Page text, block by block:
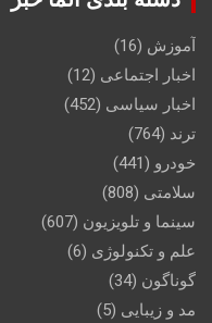
آموزش (16)
اخبار اجتماعی (12)
اخبار سیاسی (452)
ترند (764)
خودرو (441)
سلامتی (808)
سینما و تلویزیون (607)
علم و تکنولوژی (6)
گوناگون (34)
مد و زیبایی (5)